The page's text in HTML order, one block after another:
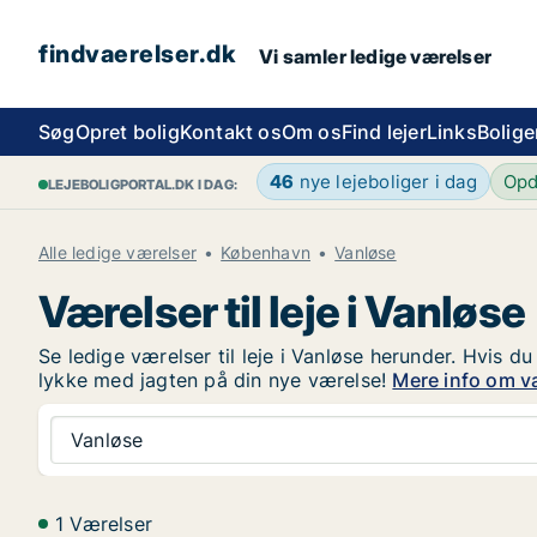
findvaerelser.dk Vi samler ledige værelser
SøgOpret boligKontakt osOm osFind lejerLinks
LEJEBOLIGPORTAL.DK I DAG: 46 nye lejeboliger i dag
Alle ledige værelser København Vanløse
Værelser til leje i Vanløse
Se ledige værelser til leje i Vanløse herunder. Hvis
lykke med jagten på din nye værelse! Mere info om
Vanløse
1 Værelser